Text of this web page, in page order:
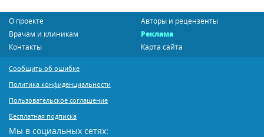
О проекте
Авторы и рецензенты
Врачам и клиникам
Реклама
Контакты
Карта сайта
Сообщить об ошибке
Политика конфиденциальности
Пользовательское соглашение
Бесплатная подписка
Мы в социальных сетях: